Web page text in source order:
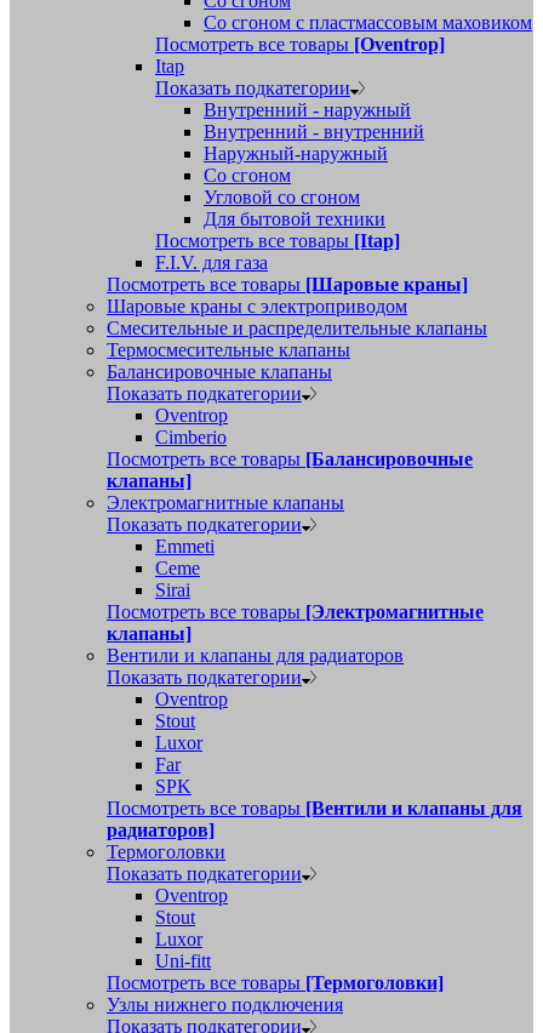
Со сгоном с пластмассовым маховиком
Посмотреть все товары [Oventrop]
Itap
Показать подкатегории
Внутренний - наружный
Внутренний - внутренний
Наружный-наружный
Со сгоном
Угловой со сгоном
Для бытовой техники
Посмотреть все товары [Itap]
F.I.V. для газа
Посмотреть все товары [Шаровые краны]
Шаровые краны с электроприводом
Смесительные и распределительные клапаны
Термосмесительные клапаны
Балансировочные клапаны
Показать подкатегории
Oventrop
Cimberio
Посмотреть все товары [Балансировочные
клапаны]
Электромагнитные клапаны
Показать подкатегории
Emmeti
Ceme
Sirai
Посмотреть все товары [Электромагнитные
клапаны]
Вентили и клапаны для радиаторов
Показать подкатегории
Oventrop
Stout
Luxor
Far
SPK
Посмотреть все товары [Вентили и клапаны для
радиаторов]
Термоголовки
Показать подкатегории
Oventrop
Stout
Luxor
Uni-fitt
Посмотреть все товары [Термоголовки]
Узлы нижнего подключения
Показать подкатегории